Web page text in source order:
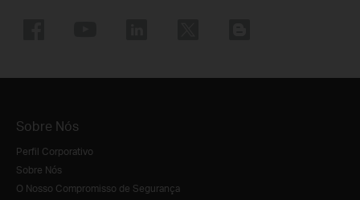
Sobre Nós
Perfil Corporativo
Sobre Nós
O Nosso Compromisso de Segurança